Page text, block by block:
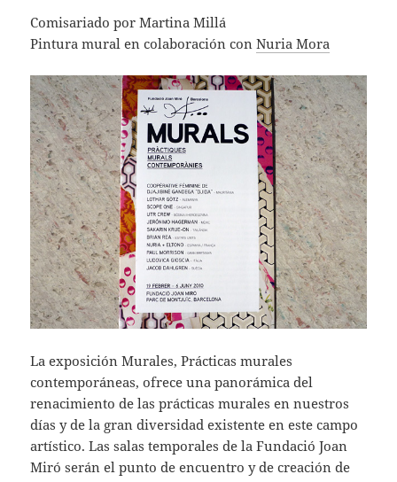
Comisariado por Martina Millá
Pintura mural en colaboración con Nuria Mora
La exposición Murales, Prácticas murales
contemporáneas, ofrece una panorámica del
renacimiento de las prácticas murales en nuestros
días y de la gran diversidad existente en este campo
artístico. Las salas temporales de la Fundació Joan
Miró serán el punto de encuentro y de creación de